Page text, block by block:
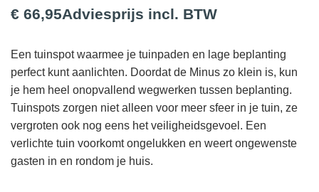
€ 66,95Adviesprijs incl. BTW
Een tuinspot waarmee je tuinpaden en lage beplanting
perfect kunt aanlichten. Doordat de Minus zo klein is, kun
je hem heel onopvallend wegwerken tussen beplanting.
Tuinspots zorgen niet alleen voor meer sfeer in je tuin, ze
vergroten ook nog eens het veiligheidsgevoel. Een
verlichte tuin voorkomt ongelukken en weert ongewenste
gasten in en rondom je huis.